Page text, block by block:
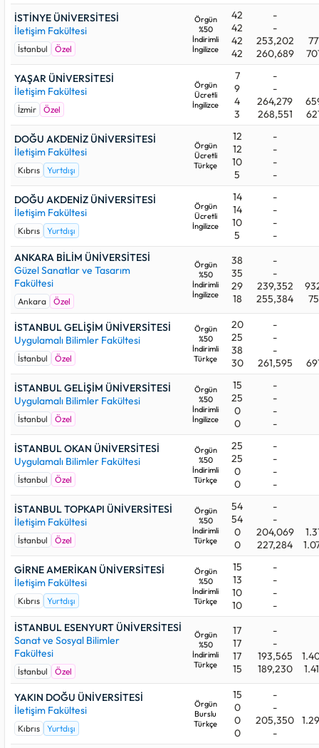
İSTİNYE ÜNİVERSİTESİ
İletişim Fakültesi
İstanbul Özel
Örgün
%50
İndirimli
İngilizce
42
42
42
42
-
-
253,202
260,689
YAŞAR ÜNİVERSİTESİ
İletişim Fakültesi
İzmir Özel
Örgün
Ücretli
İngilizce
7
9
4
3
-
-
264,279
268,551
DOĞU AKDENİZ ÜNİVERSİTESİ
İletişim Fakültesi
Kıbrıs Yurtdışı
Örgün
Ücretli
Türkçe
12
12
10
5
-
-
-
-
DOĞU AKDENİZ ÜNİVERSİTESİ
İletişim Fakültesi
Kıbrıs Yurtdışı
Örgün
Ücretli
İngilizce
14
14
10
5
-
-
-
-
ANKARA BİLİM ÜNİVERSİTESİ
Güzel Sanatlar ve Tasarım
Fakültesi
Ankara Özel
Örgün
%50
İndirimli
İngilizce
38
35
29
18
-
-
239,352
255,384
İSTANBUL GELİŞİM ÜNİVERSİTESİ
Uygulamalı Bilimler Fakültesi
İstanbul Özel
Örgün
%50
İndirimli
Türkçe
20
25
38
30
-
-
-
261,595
İSTANBUL GELİŞİM ÜNİVERSİTESİ
Uygulamalı Bilimler Fakültesi
İstanbul Özel
Örgün
%50
İndirimli
İngilizce
15
25
0
0
-
-
-
-
İSTANBUL OKAN ÜNİVERSİTESİ
Uygulamalı Bilimler Fakültesi
İstanbul Özel
Örgün
%50
İndirimli
Türkçe
25
25
0
0
-
-
-
-
İSTANBUL TOPKAPI ÜNİVERSİTESİ
İletişim Fakültesi
İstanbul Özel
Örgün
%50
İndirimli
Türkçe
54
54
0
0
-
-
204,069
227,284
GİRNE AMERİKAN ÜNİVERSİTESİ
İletişim Fakültesi
Kıbrıs Yurtdışı
Örgün
%50
İndirimli
Türkçe
15
13
10
10
-
-
-
-
İSTANBUL ESENYURT ÜNİVERSİTESİ
Sanat ve Sosyal Bilimler
Fakültesi
İstanbul Özel
Örgün
%50
İndirimli
Türkçe
17
17
17
15
-
-
193,565
189,230
YAKIN DOĞU ÜNİVERSİTESİ
İletişim Fakültesi
Kıbrıs Yurtdışı
Örgün
Burslu
Türkçe
15
0
0
0
-
-
205,350
-